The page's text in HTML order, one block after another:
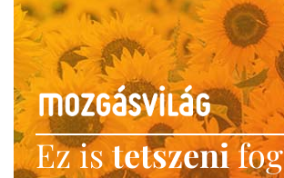
Ez istetszenifog